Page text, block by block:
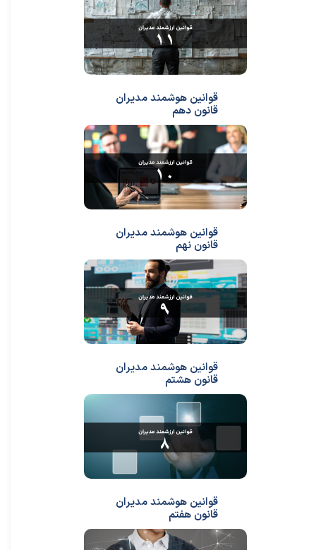
قوانین هوشمند مدیران
قانون دهم
قوانین هوشمند مدیران
قانون نهم
قوانین هوشمند مدیران
قانون هشتم
قوانین هوشمند مدیران
قانون هفتم